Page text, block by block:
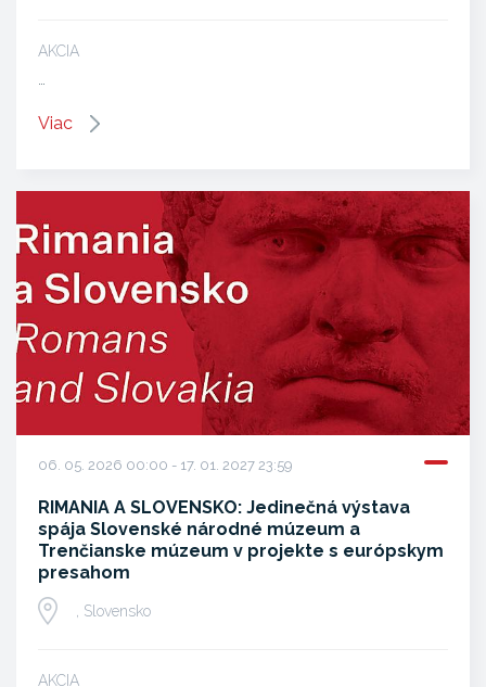
AKCIA
Viac
06. 05. 2026 00:00 - 17. 01. 2027 23:59
RIMANIA A SLOVENSKO: Jedinečná výstava
spája Slovenské národné múzeum a
Trenčianske múzeum v projekte s európskym
presahom
, Slovensko
AKCIA